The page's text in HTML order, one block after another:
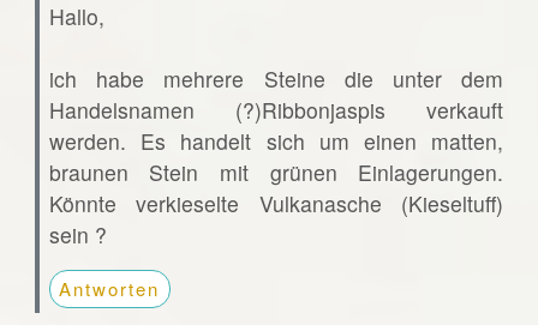
Hallo,
ich habe mehrere Steine die unter dem
Handelsnamen (?)Ribbonjaspis verkauft
werden. Es handelt sich um einen matten,
braunen Stein mit grünen Einlagerungen.
Könnte verkieselte Vulkanasche (Kieseltuff)
sein ?
Antworten